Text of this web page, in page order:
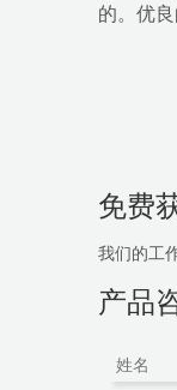
的。优
免费
我们的工
产品